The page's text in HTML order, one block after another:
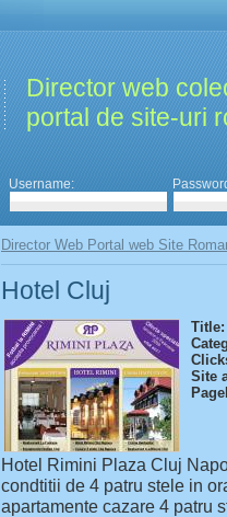
Director web
portal de site-uri
Username:
Director Web Portal web Site
Hotel Cluj
Title:
Site
Hotel Rimini Plaza Cluj
condtitii de 4 patru stele in
apartamente cazare 4 patru